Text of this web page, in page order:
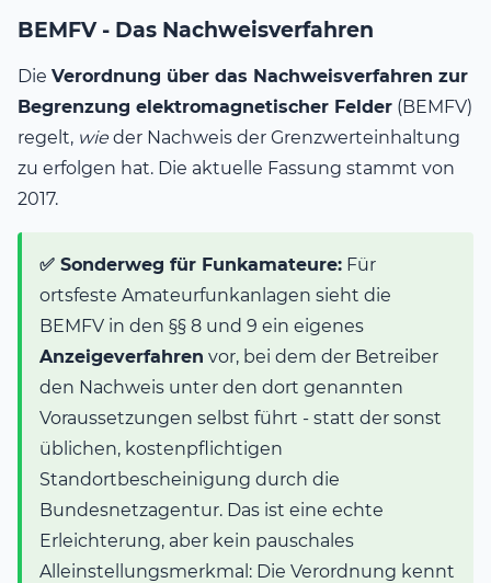
BEMFV - Das Nachweisverfahren
Die Verordnung über das Nachweisverfahren zur
Begrenzung elektromagnetischer Felder (BEMFV)
regelt, wieder Nachweis der Grenzwerteinhaltung
zu erfolgen hat. Die aktuelle Fassung stammt von
2017.
✅ Sonderweg für Funkamateure: Für
ortsfeste Amateurfunkanlagen sieht die
BEMFV in den §§ 8 und 9 ein eigenes
Anzeigeverfahren vor, bei dem der Betreiber
den Nachweis unter den dort genannten
Voraussetzungen selbst führt - statt der sonst
üblichen, kostenpflichtigen
Standortbescheinigung durch die
Bundesnetzagentur. Das ist eine echte
Erleichterung, aber kein pauschales
Alleinstellungsmerkmal: Die Verordnung kennt